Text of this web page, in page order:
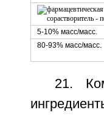
5-10% масс/масс.
80-93% масс/масс.
21.